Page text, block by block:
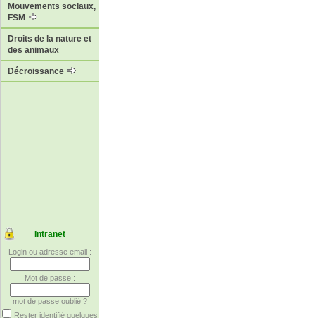
Mouvements sociaux,
FSM
Droits de la nature et
des animaux
Décroissance
Intranet
Login ou adresse email :
Mot de passe :
mot de passe oublié ?
Rester identifié quelques